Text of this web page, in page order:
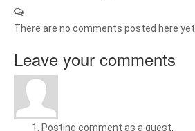
There are no comments posted here yet
Leave your comments
Posting comment as a guest.